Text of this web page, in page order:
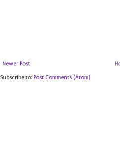
Newer Post
Subscribe to: Post Comments (Atom)